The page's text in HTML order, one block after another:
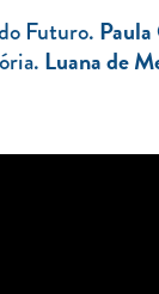
Futuro.
Luana de